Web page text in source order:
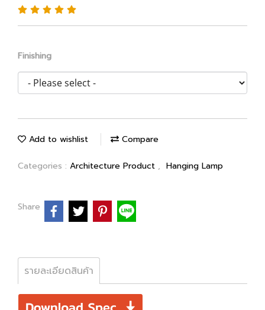
Finishing
Add to wishlist Compare
Categories : Architecture Product , Hanging Lamp
Share
รายละเอียดสินค้า